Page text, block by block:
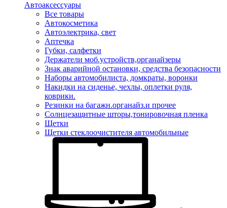
Автоаксессуары
Все товары
Автокосметика
Автоэлектрика, свет
Аптечка
Губки, салфетки
Держатели моб.устройств,органайзеры
Знак аварийной остановки, средства безопасности
Наборы автомобилиста, домкраты, воронки
Накидки на сиденье, чехлы, оплетки руля,
коврики.
Резинки на багажн.органайз.и прочее
Солнцезащитные шторы,тонировочная пленка
Щетки
Щетки стеклоочистителя автомобильные